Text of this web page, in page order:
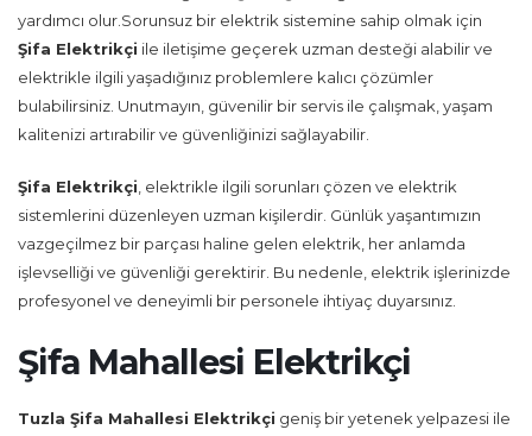
yardımcı olur.Sorunsuz bir elektrik sistemine sahip olmak için
Şifa Elektrikçi ile iletişime geçerek uzman desteği alabilir ve
elektrikle ilgili yaşadığınız problemlere kalıcı çözümler
bulabilirsiniz. Unutmayın, güvenilir bir servis ile çalışmak, yaşam
kalitenizi artırabilir ve güvenliğinizi sağlayabilir.
Şifa Elektrikçi , elektrikle ilgili sorunları çözen ve elektrik
sistemlerini düzenleyen uzman kişilerdir. Günlük yaşantımızın
vazgeçilmez bir parçası haline gelen elektrik, her anlamda
işlevselliği ve güvenliği gerektirir. Bu nedenle, elektrik işlerinizde
profesyonel ve deneyimli bir personele ihtiyaç duyarsınız.
Şifa Mahallesi Elektrikçi
Tuzla Şifa Mahallesi Elektrikçi geniş bir yetenek yelpazesi ile